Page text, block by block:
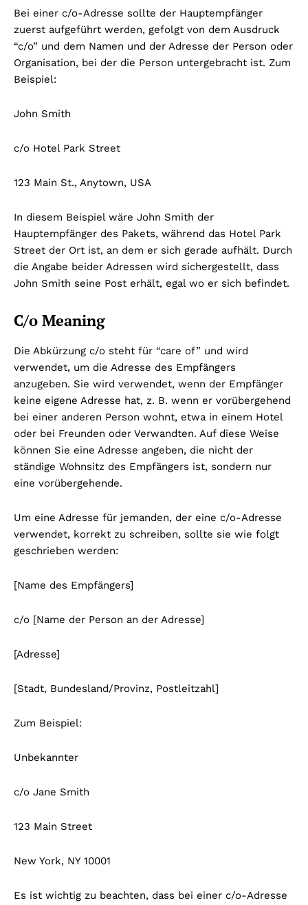
Bei einer c/o-Adresse sollte der Hauptempfänger
zuerst aufgeführt werden, gefolgt von dem Ausdruck
“c/o” und dem Namen und der Adresse der Person oder
Organisation, bei der die Person untergebracht ist. Zum
Beispiel:
John Smith
c/o Hotel Park Street
123 Main St., Anytown, USA
In diesem Beispiel wäre John Smith der
Hauptempfänger des Pakets, während das Hotel Park
Street der Ort ist, an dem er sich gerade aufhält. Durch
die Angabe beider Adressen wird sichergestellt, dass
John Smith seine Post erhält, egal wo er sich befindet.
C/o Meaning
Die Abkürzung c/o steht für “care of” und wird
verwendet, um die Adresse des Empfängers
anzugeben. Sie wird verwendet, wenn der Empfänger
keine eigene Adresse hat, z. B. wenn er vorübergehend
bei einer anderen Person wohnt, etwa in einem Hotel
oder bei Freunden oder Verwandten. Auf diese Weise
können Sie eine Adresse angeben, die nicht der
ständige Wohnsitz des Empfängers ist, sondern nur
eine vorübergehende.
Um eine Adresse für jemanden, der eine c/o-Adresse
verwendet, korrekt zu schreiben, sollte sie wie folgt
geschrieben werden:
[Name des Empfängers]
c/o [Name der Person an der Adresse]
[Adresse]
[Stadt, Bundesland/Provinz, Postleitzahl]
Zum Beispiel:
Unbekannter
c/o Jane Smith
123 Main Street
New York, NY 10001
Es ist wichtig zu beachten, dass bei einer c/o-Adresse